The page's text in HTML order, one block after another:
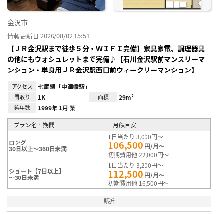
金沢市
情報更新日 2026/08/02 15:51
【ＪＲ金沢駅まで徒歩５分・ＷＩＦＩ完備】家具家電、調理器具
の他にもウォシュレットまで完備♪【石川金沢駅前マンスリーマ
ンション・単身用ＪＲ金沢駅西口前ウィークリーマンション】
アクセス 七尾線「中津幡駅」
間取り 1K 面積 29m²
築年数 1999年 1月 築
プラン名・期間 月額目安
ロング
30日以上～360日未満
1日当たり 3,000円～
106,500 円/月～
初期費用他 22,000円～
ショート【7日以上】
～30日未満
1日当たり 3,200円～
112,500 円/月～
初期費用他 16,500円～
駅近